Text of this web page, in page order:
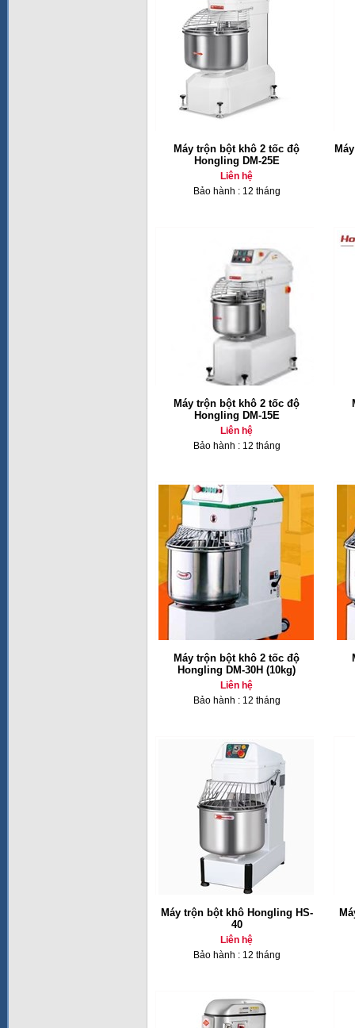
Máy trộn bột khô 2 tốc độ
Hongling DM-25E
Liên hệ
Bảo hành : 12 tháng
Máy trộn bột khô 2 tốc độ
Hongling DM-15E
Liên hệ
Bảo hành : 12 tháng
Máy trộn bột khô 2 tốc độ
Hongling DM-30H (10kg)
Liên hệ
Bảo hành : 12 tháng
Máy trộn bột khô Hongling HS-
40
Liên hệ
Bảo hành : 12 tháng